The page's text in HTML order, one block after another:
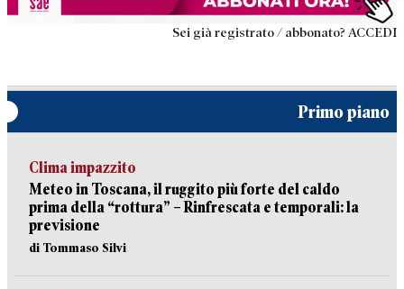
Sei già registrato / abbonato? ACCEDI
Primo piano
Clima impazzito
Meteo in Toscana, il ruggito più forte del caldo
prima della “rottura” – Rinfrescata e temporali: la
previsione
di Tommaso Silvi